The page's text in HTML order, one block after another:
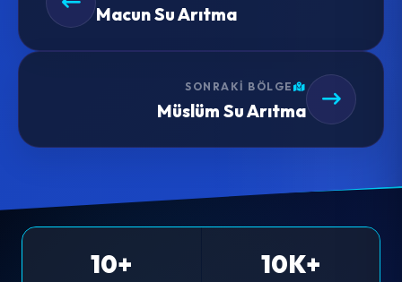
Macun Su Arıtma
SONRAKI BÖLGE
Müslüm Su Arıtma
10+ 10K+